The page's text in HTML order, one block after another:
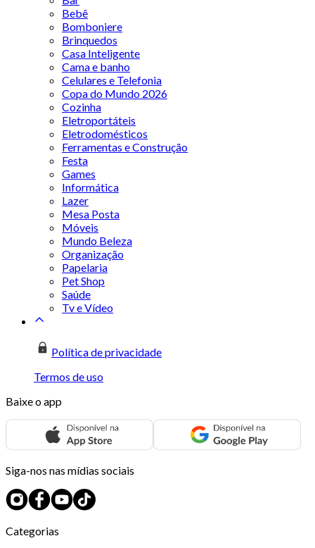
Bebê
Bomboniere
Brinquedos
Casa Inteligente
Cama e banho
Celulares e Telefonia
Copa do Mundo 2026
Cozinha
Eletroportáteis
Eletrodomésticos
Ferramentas e Construção
Festa
Games
Informática
Lazer
Mesa Posta
Móveis
Mundo Beleza
Organização
Papelaria
Pet Shop
Saúde
Tv e Vídeo
Política de privacidade
Termos de uso
Baixe o app
Siga-nos nas mídias sociais
Categorias